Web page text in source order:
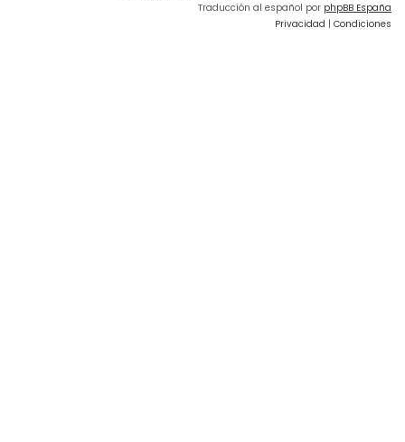
Traducción al español por phpBB España
Privacidad | Condiciones